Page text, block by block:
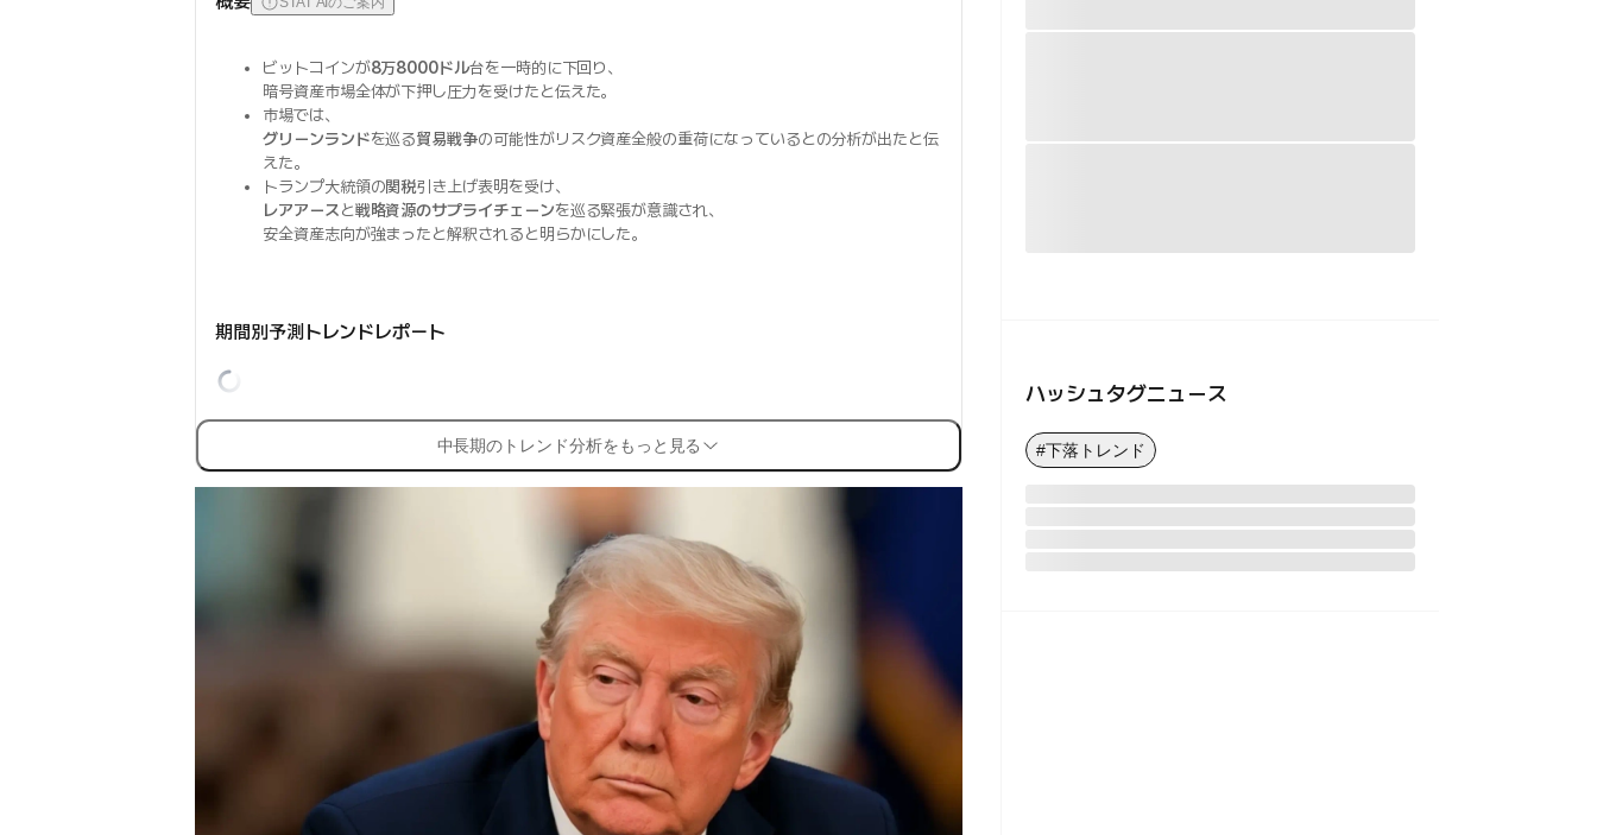
ビットコインが8万8000ドル台を一時的に下回り、
暗号資産市場全体が下押し圧力を受けたと伝えた。
市場では、
グリーンランドを巡る貿易戦争の可能性がリスク資産全般の重荷になっているとの分析が出たと伝
えた。
トランプ大統領の関税引き上げ表明を受け、
レアアースと戦略資源のサプライチェーンを巡る緊張が意識され、
安全資産志向が強まったと解釈されると明らかにした。
期間別予測トレンドレポート
中長期のトレンド分析をもっと見る
ハッシュタグニュース
#下落トレンド